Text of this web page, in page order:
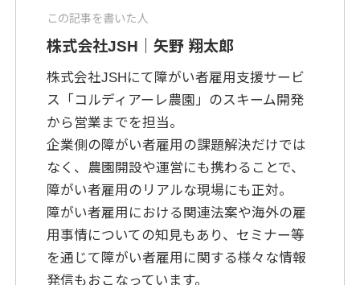
この記事を書いた人
株式会社JSH｜矢野 翔太郎
株式会社JSHにて障がい者雇用支援サービ
ス「コルディアーレ農園」のスキーム開発
から営業までを担当。
企業側の障がい者雇用の課題解決だけでは
なく、農園開設や運営にも携わることで、
障がい者雇用のリアルな現場にも正対。
障がい者雇用における関連法案や海外の雇
用事情についての知見もあり、セミナー等
を通じて障がい者雇用に関する様々な情報
発信もおこなっています。